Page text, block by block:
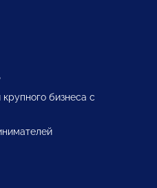
бизнеса с